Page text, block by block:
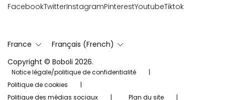
FacebookTwitterInstagramPinterestYoutubeTiktok
France
Français (French)
Copyright © Boboli 2026.
Notice légale/politique de confidentialité
Politique de cookies
Politique des médias sociaux
Plan du site